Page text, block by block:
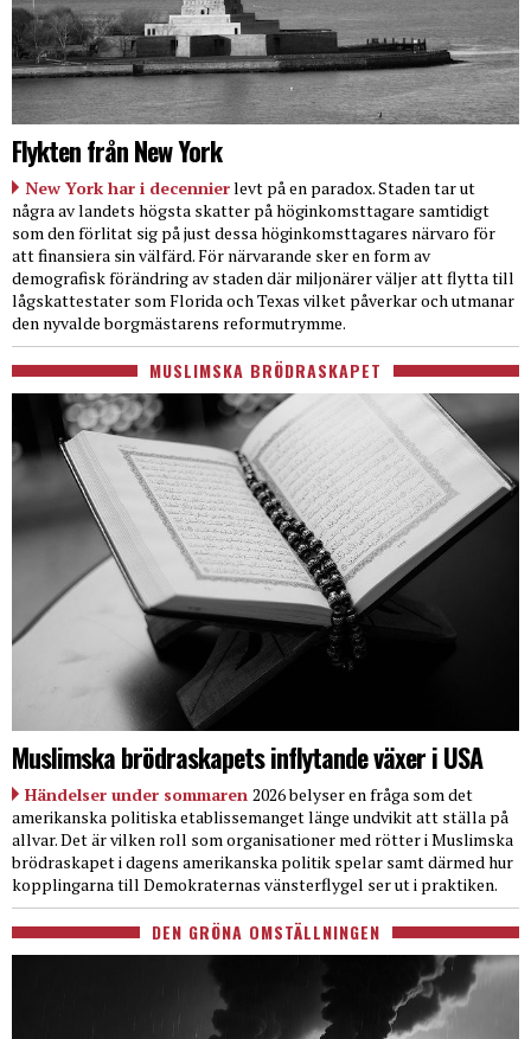
Flykten från New York
New York har i decennierlevt på en paradox. Staden tar ut
några av landets högsta skatter på höginkomsttagare samtidigt
som den förlitat sig på just dessa höginkomsttagares närvaro för
att finansiera sin välfärd. För närvarande sker en form av
demografisk förändring av staden där miljonärer väljer att flytta till
lågskattestater som Florida och Texas vilket påverkar och utmanar
den nyvalde borgmästarens reformutrymme.
MUSLIMSKA BRÖDRASKAPET
Muslimska brödraskapets inflytande växer i USA
Händelser under sommaren 2026 belyser en fråga som det
amerikanska politiska etablissemanget länge undvikit att ställa på
allvar. Det är vilken roll som organisationer med rötter i Muslimska
brödraskapet i dagens amerikanska politik spelar samt därmed hur
kopplingarna till Demokraternas vänsterflygel ser ut i praktiken.
DEN GRÖNA OMSTÄLLNINGEN